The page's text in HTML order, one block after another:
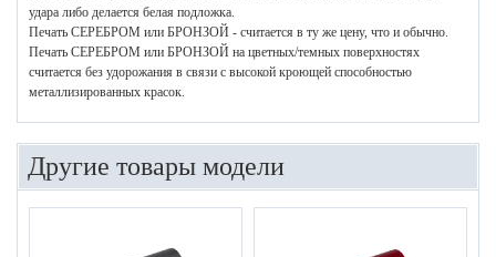
удара либо делается белая подложка.
Печать СЕРЕБРОМ или БРОНЗОЙ - считается в ту же цену, что и обычно.
Печать СЕРЕБРОМ или БРОНЗОЙ на цветных/темных поверхностях
считается без удорожания в связи с высокой кроющей способностью
металлизированных красок.
Другие товары модели